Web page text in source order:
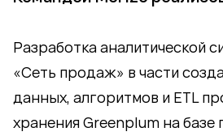
Разработка аналитической
«Сеть продаж» в части
данных, алгоритмов и ETL
хранения Greenplum на